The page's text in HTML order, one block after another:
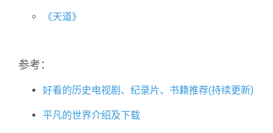
《天道》
参考：
好看的历史电视剧、纪录片、书籍推荐(持续更新)
平凡的世界介绍及下载